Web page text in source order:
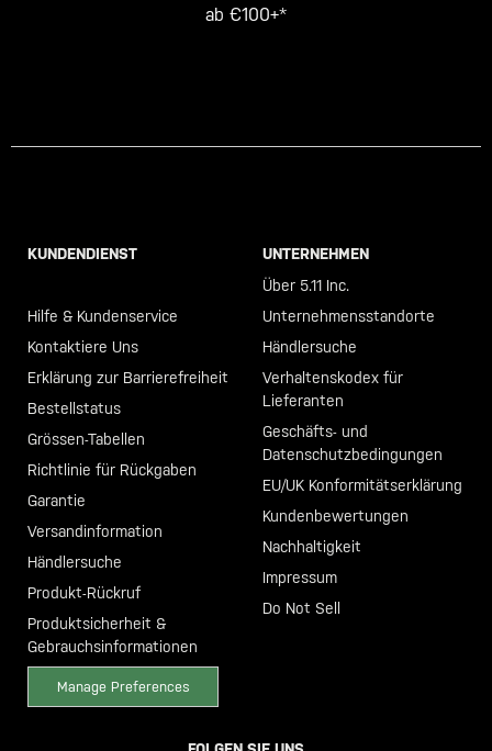
ab €100+*
KUNDENDIENST
Hilfe & Kundenservice
Kontaktiere Uns
Erklärung zur Barrierefreiheit
Bestellstatus
Grössen-Tabellen
Richtlinie für Rückgaben
Garantie
Versandinformation
Händlersuche
Produkt-Rückruf
Produktsicherheit &
Gebrauchsinformationen
Manage Preferences
UNTERNEHMEN
Über 5.11 Inc.
Unternehmensstandorte
Händlersuche
Verhaltenskodex für
Lieferanten
Geschäfts- und
Datenschutzbedingungen
EU/UK Konformitätserklärung
Kundenbewertungen
Nachhaltigkeit
Impressum
Do Not Sell